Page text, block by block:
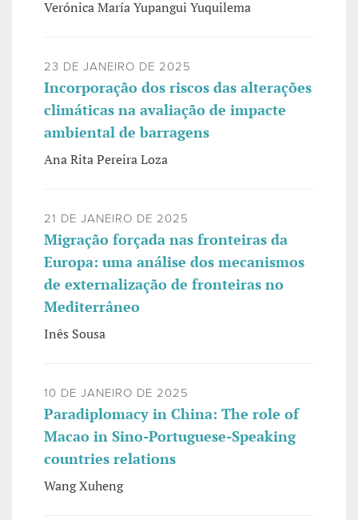
Verónica María Yupangui Yuquilema
23 DE JANEIRO DE 2025
Incorporação dos riscos das alterações
climáticas na avaliação de impacte
ambiental de barragens
Ana Rita Pereira Loza
21 DE JANEIRO DE 2025
Migração forçada nas fronteiras da
Europa: uma análise dos mecanismos
de externalização de fronteiras no
Mediterrâneo
Inês Sousa
10 DE JANEIRO DE 2025
Paradiplomacy in China: The role of
Macao in Sino-Portuguese-Speaking
countries relations
Wang Xuheng